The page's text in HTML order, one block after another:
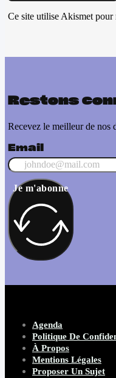
Ce site utilise Akismet pour
Restons
Recevez le meilleur de nos
Email
Je m'abonne
Agenda
Politique De
À Propos
Mentions Légales
Proposer Un Sujet